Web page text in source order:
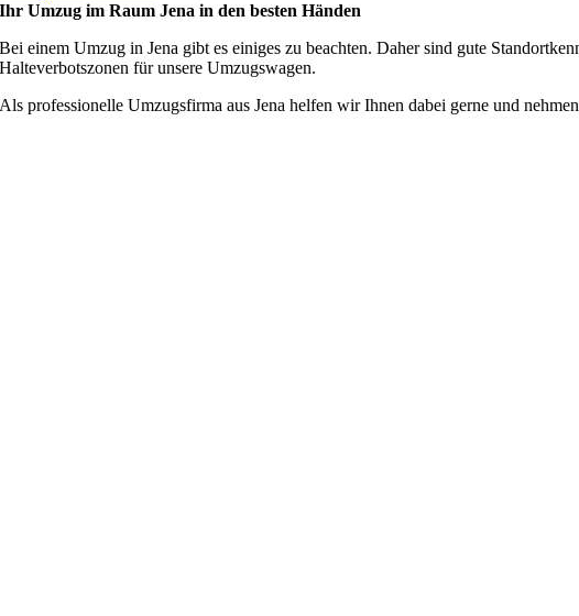
Umzug im Raum Jena in den besten Händen
einem Umzug in Jena gibt es einiges zu beachten. Daher sind gute
für unsere Umzugswagen.
professionelle Umzugsfirma aus Jena helfen wir Ihnen dabei gerne und